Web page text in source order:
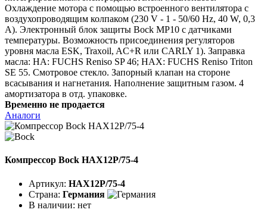
Охлаждение мотора с помощью встроенного вентилятора с
воздухопроводящим колпаком (230 V - 1 - 50/60 Hz, 40 W, 0,3
A). Электронный блок защиты Bock MP10 с датчиками
температуры. Возможность присоединения регуляторов
уровня масла ESK, Traxoil, AC+R или CARLY 1). Заправка
масла: HA: FUCHS Reniso SP 46; HAX: FUCHS Reniso Triton
SE 55. Смотровое стекло. Запорный клапан на стороне
всасывания и нагнетания. Наполнение защитным газом. 4
амортизатора в отд. упаковке.
Временно не продается
Аналоги
Компрессор Bock HAX12P/75-4
Артикул: HAX12P/75-4
Страна: Германия
В наличии: нет